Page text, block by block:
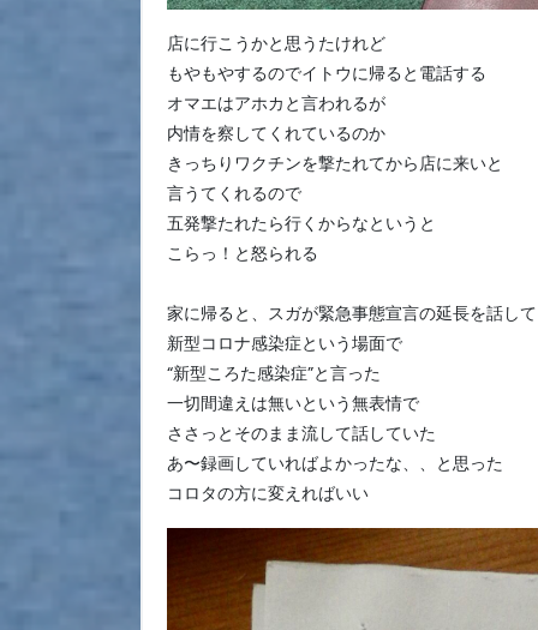
店に行こうかと思うたけれど
もやもやするのでイトウに帰ると電話する
オマエはアホカと言われるが
内情を察してくれているのか
きっちりワクチンを撃たれてから店に来いと
言うてくれるので
五発撃たれたら行くからなというと
こらっ！と怒られる
家に帰ると、スガが緊急事態宣言の延長を話し
新型コロナ感染症という場面で
“新型ころた感染症”と言った
一切間違えは無いという無表情で
ささっとそのまま流して話していた
あ〜録画していればよかったな、、と思った
コロタの方に変えればいい